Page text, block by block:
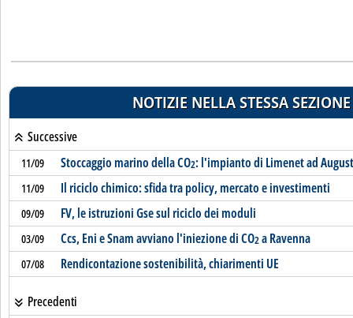
NOTIZIE NELLA STESSA SEZIONE
Successive
11/09 Stoccaggio marino della CO2: l'impianto di Limenet ad
11/09 Il riciclo chimico: sfida tra policy, mercato e investimenti
09/09 FV, le istruzioni Gse sul riciclo dei moduli
03/09 Ccs, Eni e Snam avviano l'iniezione di CO2a Ravenna
07/08 Rendicontazione sostenibilità, chiarimenti UE
Precedenti